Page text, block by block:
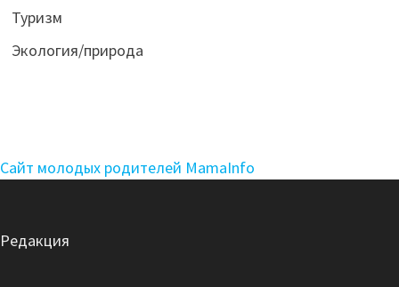
Туризм
Экология/природа
Сайт молодых родителей MamaInfo
Редакция